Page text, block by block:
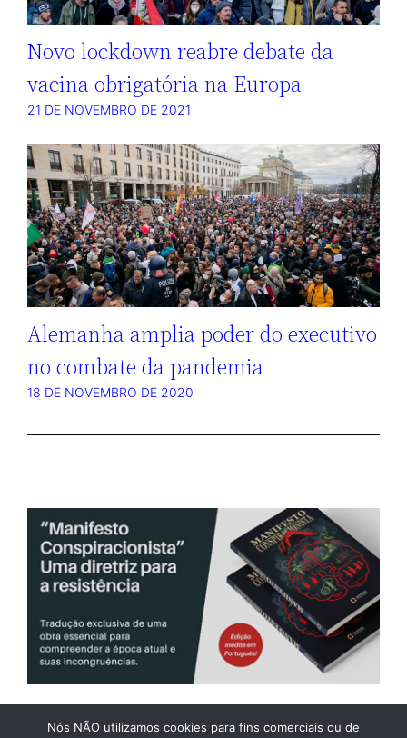
Novo lockdown reabre debate da
vacina obrigatória na Europa
21 DE NOVEMBRO DE 2021
Alemanha amplia poder do executivo
no combate da pandemia
18 DE NOVEMBRO DE 2020
Nós NÃO utilizamos cookies para fins comerciais ou de